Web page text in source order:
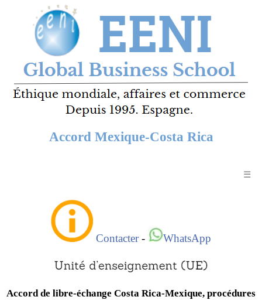
Accord Mexique-Costa Rica
☰
Contacter- WhatsApp
Accord de libre-échange Costa Rica-Mexique, procédures